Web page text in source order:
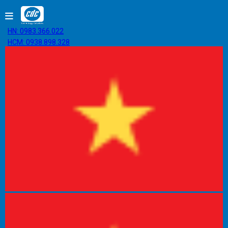
HN: 0983.366.022
HCM: 0938.898.328